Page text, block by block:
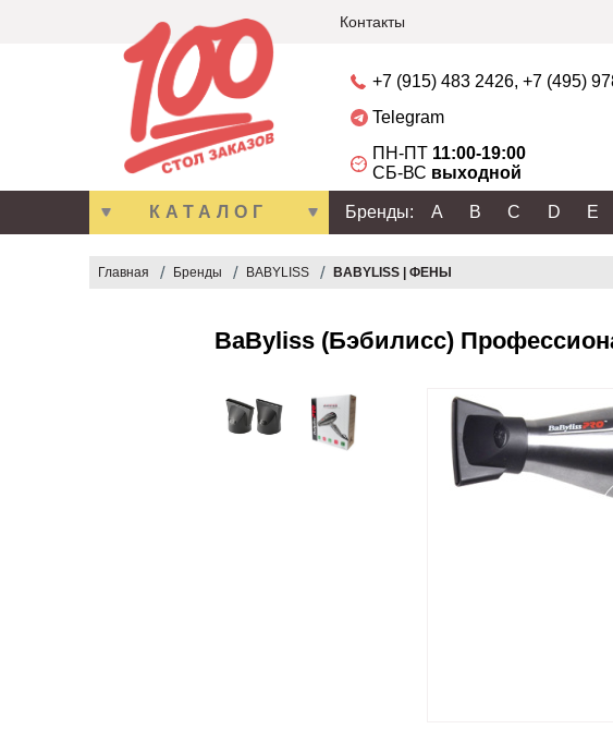
Контакты
+7 (915) 483 2426, +7 (495)
Telegram
ПН-ПТ 11:00-19:00
СБ-ВС выходной
КАТАЛОГ Бренды: A B C D E
Главная Бренды BABYLISS BABYLISS | ФЕНЫ
BaByliss (Бэбилисс)